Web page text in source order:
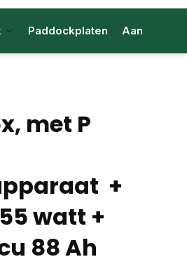
Paddockplaten
met P
+
watt +
88 Ah